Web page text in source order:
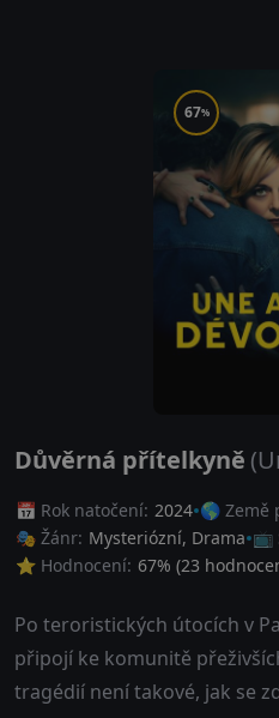
67%
Důvěrná přítelkyně
📅 Rok natočení: 2024 🌎 Země
🎭 Žánr: Mysteriózní, Drama 📺
⭐ Hodnocení: 67% (23
Po teroristických útocích v
připojí ke komunitě
tragédií není takové, jak se